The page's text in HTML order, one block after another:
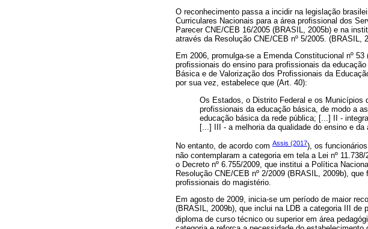
O reconhecimento passa a incidir na legislação
Curriculares Nacionais para a área profissional dos
Parecer CNE/CEB 16/2005 (BRASIL, 2005b) e na
através da Resolução CNE/CEB nº 5/2005. (BRASIL,
Em 2006, promulga-se a Emenda Constitucional nº
profissionais do ensino para profissionais da
Básica e de Valorização dos Profissionais da
por sua vez, estabelece que (Art. 40):
Os Estados, o Distrito Federal e os Municípios
profissionais da educação básica, de modo a
educação básica da rede pública; [...] II -
[...] III - a melhoria da qualidade do ensino e da
No entanto, de acordo com Assis (2017), os
não contemplaram a categoria em tela a Lei nº
o Decreto nº 6.755/2009, que institui a Política
Resolução CNE/CEB nº 2/2009 (BRASIL, 2009b),
profissionais do magistério.
Em agosto de 2009, inicia-se um período de maior
(BRASIL, 2009b), que inclui na LDB a categoria III de
diploma de curso técnico ou superior em área